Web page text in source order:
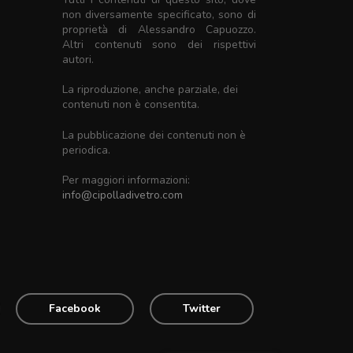
non diversamente specificato, sono di
proprietà di Alessandro Capuozzo.
Altri contenuti sono dei rispettivi
autori.
La riproduzione, anche parziale, dei
contenuti non è consentita.
La pubblicazione dei contenuti non è
periodica.
Per maggiori informazioni:
info@cipolladivetro.com
Facebook Twitter